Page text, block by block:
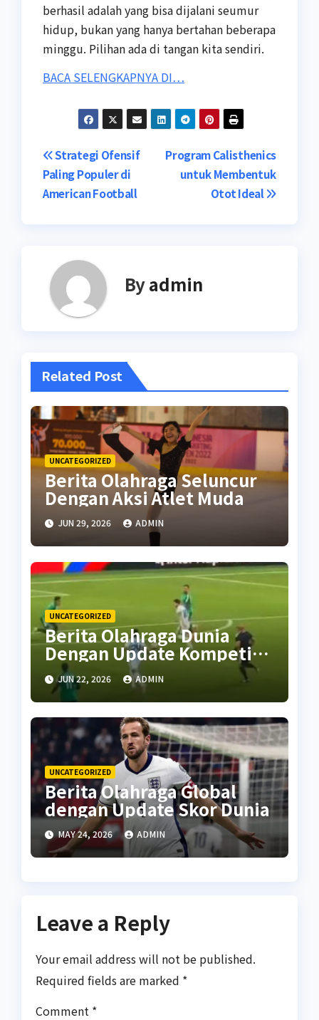
berhasil adalah yang bisa dijalani seumur
hidup, bukan yang hanya bertahan beberapa
minggu. Pilihan ada di tangan kita sendiri.
BACA SELENGKAPNYA DI…
Post
navigation
Program Calisthenics
untuk Membentuk
Otot Ideal
Strategi Ofensif
Paling Populer di
American Football
Byadmin
Related Post
UNCATEGORIZED
Berita Olahraga Seluncur
Dengan Aksi Atlet Muda
JUN 29, 2026 ADMIN
UNCATEGORIZED
Berita Olahraga Dunia
Dengan Update Kompetisi
Terbaru
JUN 22, 2026 ADMIN
UNCATEGORIZED
Berita Olahraga Global
dengan Update Skor Dunia
MAY 24, 2026 ADMIN
Leave a Reply
Your email address will not be published.
Required fields are marked *
Comment *